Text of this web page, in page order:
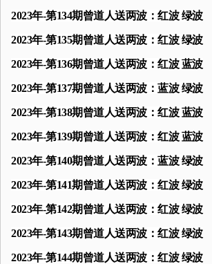
2023年-第134期曾道人送两波：红波 绿波
2023年-第135期曾道人送两波：红波 绿波
2023年-第136期曾道人送两波：红波 蓝波
2023年-第137期曾道人送两波：蓝波 绿波
2023年-第138期曾道人送两波：红波 蓝波
2023年-第139期曾道人送两波：红波 蓝波
2023年-第140期曾道人送两波：蓝波 绿波
2023年-第141期曾道人送两波：红波 绿波
2023年-第142期曾道人送两波：红波 绿波
2023年-第143期曾道人送两波：红波 绿波
2023年-第144期曾道人送两波：红波 绿波